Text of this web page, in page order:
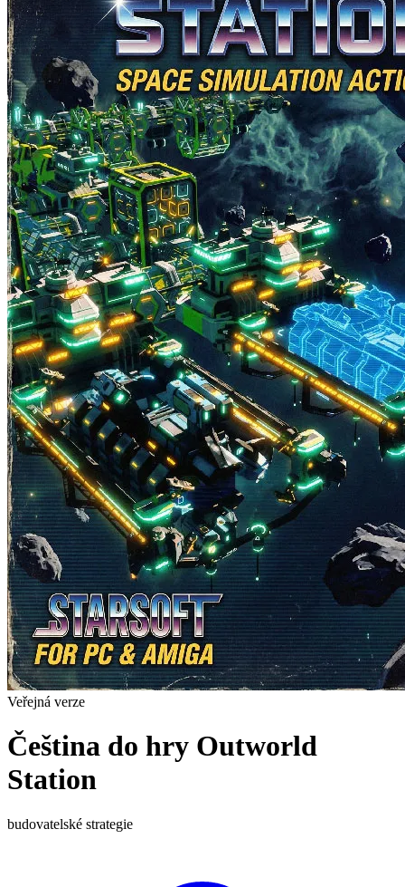
Veřejná verze
Čeština do hry Outworld
Station
budovatelské strategie